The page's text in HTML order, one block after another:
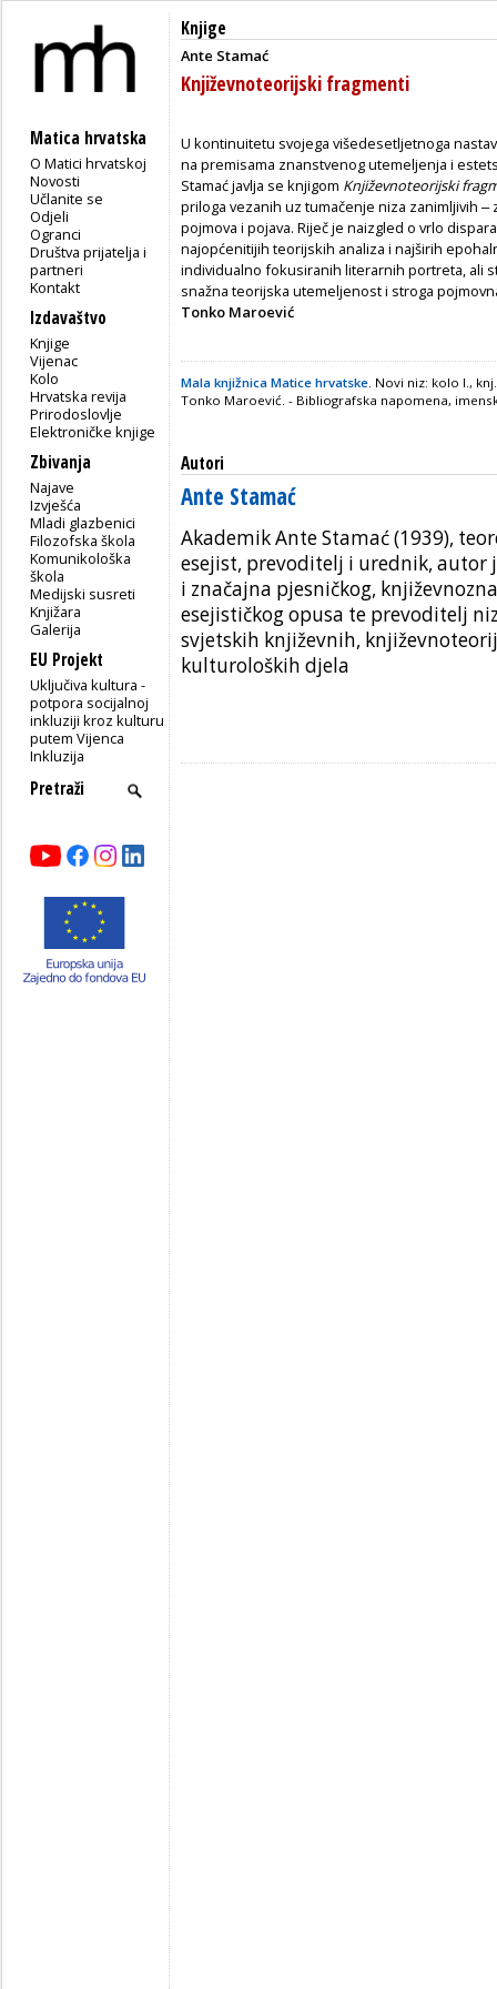
Matica hrvatska
O Matici hrvatskoj
Novosti
Učlanite se
Odjeli
Ogranci
Društva prijatelja i
partneri
Kontakt
Izdavaštvo
Knjige
Vijenac
Kolo
Hrvatska revija
Prirodoslovlje
Elektroničke knjige
Zbivanja
Najave
Izvješća
Mladi glazbenici
Filozofska škola
Komunikološka
škola
Medijski susreti
Knjižara
Galerija
EU Projekt
Uključiva kultura -
potpora socijalnoj
inkluziji kroz kulturu
putem Vijenca
Inkluzija
Knjige
Ante Stamać
Književnoteorijski fragmenti
U kontinuitetu svojega višedesetljetnoga
na premisama znanstvenog utemeljenja i
Stamać javlja se knjigom Književnoteorijski
priloga vezanih uz tumačenje niza zanimljivih
pojmova i pojava. Riječ je naizgled o vrlo
najopćenitijih teorijskih analiza i najširih
individualno fokusiranih literarnih portreta, ali
snažna teorijska utemeljenost i stroga
Tonko Maroević
Mala knjižnica Matice hrvatske. Novi niz: kolo I.,
Tonko Maroević. - Bibliografska napomena,
Autori
Ante Stamać
Akademik Ante Stamać (1939),
esejist, prevoditelj i urednik, autor
i značajna pjesničkog,
esejističkog opusa te prevoditelj
svjetskih književnih,
kulturoloških djela